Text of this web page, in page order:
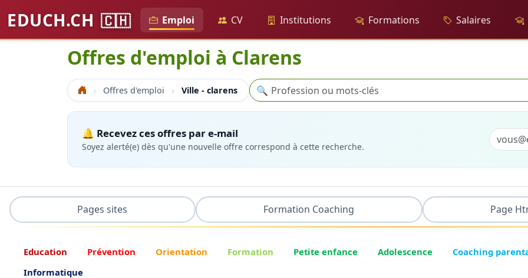
EDUCH.CH 🇨🇭 Emploi CV Institutions Formations Salaires
Offres d'emploi à Clarens
Accueil Offres d'emploi Ville - clarens Recherche
🔍
🔔 Recevez ces offres par e-mail
Soyez alerté(e) dès qu'une nouvelle offre correspond à cette recherche.
Pages sites Formation Coaching Page
Education Prévention Orientation Formation Petite enfance Adolescence Coaching
Informatique